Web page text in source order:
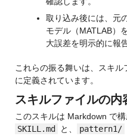
取り込み後には、元
モデル（MATLAB）
大誤差を明示的に報
これらの振る舞いは、スキ
に定義されています。
スキルファイルの内
SKILL.md
と、 pattern1/